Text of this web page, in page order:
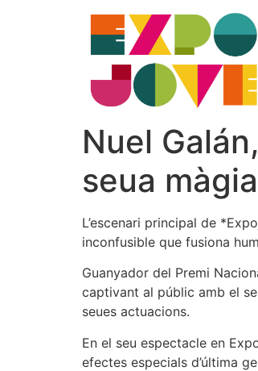
Nuel
seua
L’escenari principal de
inconfusible que fusiona
Guanyador del Premi
captivant al públic amb el
seues actuacions.
En el seu espectacle en
efectes especials d’última